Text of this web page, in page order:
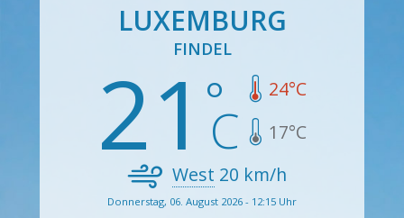
LUXEMBURG
FINDEL
21 24°C
17°C
West 20 km/h
Donnerstag, 06. August 2026 - 12:15 Uhr